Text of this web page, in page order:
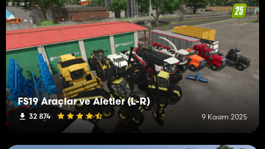
FS19 Araçlar ve Aletler (L-R)
32 874 9 Kasım 2025